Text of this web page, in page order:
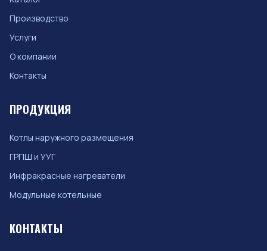
Производство
Услуги
О компании
Контакты
ПРОДУКЦИЯ
Котлы наружного размещения
ГРПШ и УУГ
Инфракрасные нагреватели
Модульные котельные
КОНТАКТЫ